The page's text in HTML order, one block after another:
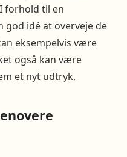
forhold til en
god idé at overveje de
eksempelvis være
også kan være
et nyt udtryk.